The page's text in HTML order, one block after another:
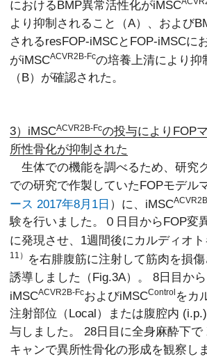
におけるBMP異常活性化がiMSC
より抑制されること（A）、および
されるresFOP-iMSCとFOP-iMSCに
がiMSCACVR2B-Fcの培養上清により抑
（B）が確認された。
3）iMSCACVR2B-Fcの投与によりFOP
所性骨化が抑制された
生体での機能を調べるため、研究
での研究で作製していたFOPモデル
ース 2017年8月1日 ）に、iMSC
験を行いました。０日目からFOP変
に発現させ、1週間後にカルディオ
11）
を右腓腹筋に注射して筋肉を損
誘導しました（Fig.3A）。 8日目か
iMSCACVR2B-FcおよびiMSCControl をカ
注射部位（Local）または腹腔内
与しました。 28日目に全身麻酔下で
キャンで異所性骨化の形成を観察し